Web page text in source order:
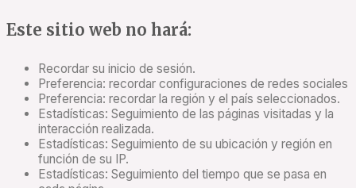
Este sitio web no hará:
Recordar su inicio de sesión.
Preferencia: recordar configuraciones de redes sociales
Preferencia: recordar la región y el país seleccionados.
Estadísticas: Seguimiento de las páginas visitadas y la
interacción realizada.
Estadísticas: Seguimiento de su ubicación y región en
función de su IP.
Estadísticas: Seguimiento del tiempo que se pasa en